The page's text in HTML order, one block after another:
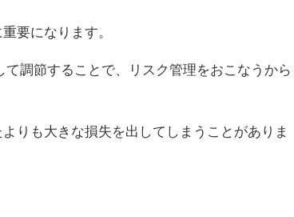
要になります。
調節することで、リスク管理をおこなうから
りも大きな損失を出してしまうことがありま